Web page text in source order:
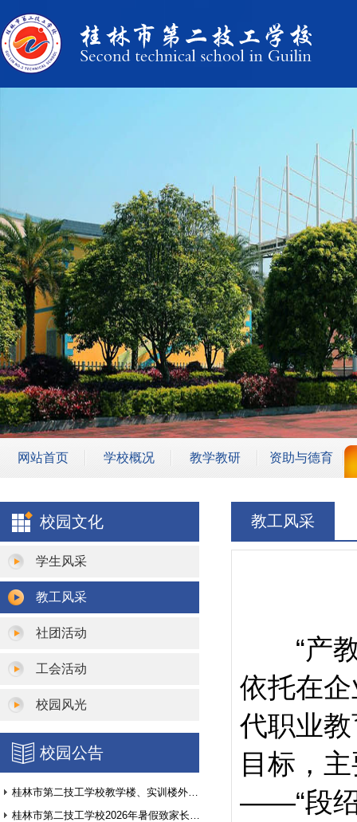
网站首页 学校概况
学校领导
教学教研 资助与德育
安全教育
校园文化
学生风采
教工风采
社团活动
工会活动
校园风光
校园公告
桂林市第二技工学校教学楼、实训楼外墙翻新项目询价公告
桂林市第二技工学校2026年暑假致家长和学生的一封信
教工风采
“产教
依托在
代职业
目标，
——“段绍